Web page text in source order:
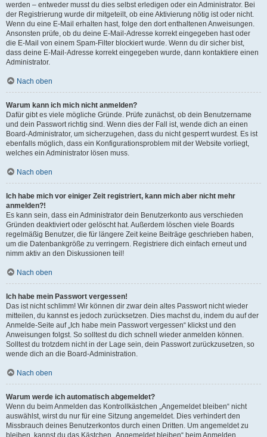
werden – entweder musst du dies selbst erledigen oder ein Administrator. Bei
der Registrierung wurde dir mitgeteilt, ob eine Aktivierung nötig ist oder nicht.
Wenn du eine E-Mail erhalten hast, folge den dort enthaltenen Anweisungen.
Ansonsten prüfe, ob du deine E-Mail-Adresse korrekt eingegeben hast oder
die E-Mail von einem Spam-Filter blockiert wurde. Wenn du dir sicher bist,
dass deine E-Mail-Adresse korrekt eingegeben wurde, dann kontaktiere einen
Administrator.
Nach oben
Warum kann ich mich nicht anmelden?
Dafür gibt es viele mögliche Gründe. Prüfe zunächst, ob dein Benutzername
und dein Passwort richtig sind. Wenn dies der Fall ist, wende dich an einen
Board-Administrator, um sicherzugehen, dass du nicht gesperrt wurdest. Es ist
ebenfalls möglich, dass ein Konfigurationsproblem mit der Website vorliegt,
welches ein Administrator lösen muss.
Nach oben
Ich habe mich vor einiger Zeit registriert, kann mich aber nicht mehr
anmelden?!
Es kann sein, dass ein Administrator dein Benutzerkonto aus verschieden
Gründen deaktiviert oder gelöscht hat. Außerdem löschen viele Boards
regelmäßig Benutzer, die für längere Zeit keine Beiträge geschrieben haben,
um die Datenbankgröße zu verringern. Registriere dich einfach erneut und
nimm aktiv an den Diskussionen teil!
Nach oben
Ich habe mein Passwort vergessen!
Das ist nicht schlimm! Wir können dir zwar dein altes Passwort nicht wieder
mitteilen, du kannst es jedoch zurücksetzen. Dies machst du, indem du auf der
Anmelde-Seite auf „Ich habe mein Passwort vergessen“ klickst und den
Anweisungen folgst. So solltest du dich schnell wieder anmelden können.
Solltest du trotzdem nicht in der Lage sein, dein Passwort zurückzusetzen, so
wende dich an die Board-Administration.
Nach oben
Warum werde ich automatisch abgemeldet?
Wenn du beim Anmelden das Kontrollkästchen „Angemeldet bleiben“ nicht
auswählst, wirst du nur für eine Sitzung angemeldet. Dies verhindert den
Missbrauch deines Benutzerkontos durch einen Dritten. Um angemeldet zu
bleiben, kannst du das Kästchen „Angemeldet bleiben“ beim Anmelden